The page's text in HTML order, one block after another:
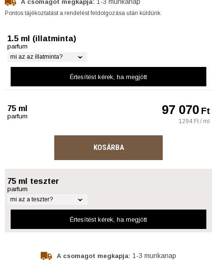
A csomagot megkapja:
Pontos tájékoztatást a rendelést feldolgozása után küldünk.
1.5 ml (illatminta)
parfum
mi az az illatminta?
Értesítést kérek , ha megjött
75 ml
parfum 97 070Ft
1294 Ft / ml
KOSÁRBA
75 ml teszter
parfum
mi az a teszter?
Értesítést kérek , ha megjött
A csomagot megkapja: 1-3 munkanap